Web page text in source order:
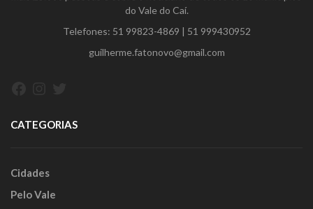
do Vale do Caí.
Telefones: 51 99823-4869 | 51 999430952
guilherme.fatonovo@gmail.com
CATEGORIAS
Cidades
Pelo Vale